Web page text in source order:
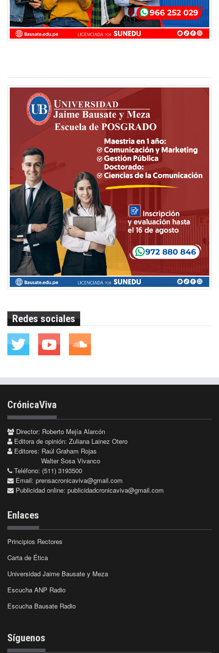
Redes sociales
CrónicaViva
Director: Roberto Mejía Alarcón
Editora de opinión: Zuliana Lainez Otero
Editores: Raúl Graham Rojas
Walter Sosa Vivanco
Teléfono: (511) 3193500
Email: prensacronicaviva@gmail.com
Publicidad online: publicidadcronicaviva@gmail.com
Enlaces
Principios Rectores
Carta de Ética
Universidad Jaime Bausate y Meza
Escucha ANP Radio
Escucha Bausate Radio
Síguenos